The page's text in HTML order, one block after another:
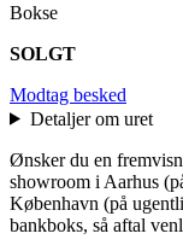
Bokse
SOLGT
Modtag besked
Detaljer om uret
Ønsker du en
showroom i Aarhus
København (på
bankboks, så aftal